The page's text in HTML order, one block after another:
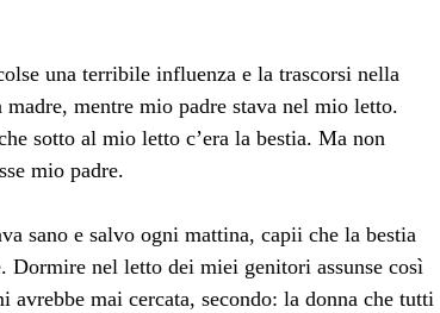
una terribile influenza e la trascorsi nella
mentre mio padre stava nel mio letto.
sotto al mio letto c’era la bestia. Ma non
mio padre.
sano e salvo ogni mattina, capii che la bestia
Dormire nel letto dei miei genitori assunse così
mai cercata, secondo: la donna che tutti